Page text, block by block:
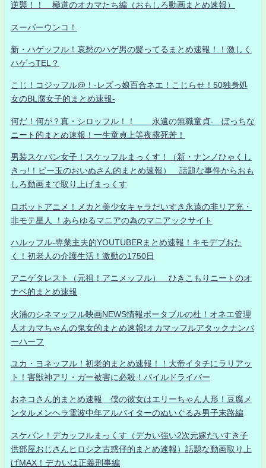
逆襲！！ 極道のオカマたち編（おもしろ動画まとめ速報）
スーパーウンコ！
新・ハゲッフル！哀愁のハゲ男の髪ってるまとめ速報！！激しく
ハゲっTEL？
こじ！コジッフル@！-レズっ娘百合ネエ！こじらせ！50独身処
女のBL腐女子的まとめ速報-
何だ！何が？真・シロッフル！！ 永遠の無職童貞- ぼっちな
ニート的まとめ速報！一生童貞上等夜露死苦！
男装スケバン女子！スケッフルまっくす！（新・ナンノひゃくし
きっ!！ビー玉のおいぬさん的まとめ速報） 話題な事件からおも
しろ動画まで取り上げまっくす
ロボットアニメ！メカと美少女キャラだいすき永遠の非リア充・
非モテ星人 ！あらゆるマニアの為のマニアックサイト
ハルッフル-専業主夫的YOUTUBERまとめ速報！キモデブおた
く！初老人の介護生活！激動の1750日
アニゲタレスト（元祖！アニメッフル） ひきこもりニートのオ
ナベ的まとめ速報
火浦のシネマッフル映画NEWS情報ポータブルの杜！オネエ管理
人オカマちゃんの鬼女的まとめ速報!オカマッフルアタックナンバ
ーハーフ
ユカ・ヨネッフル！初老的まとめ速報！！大帝イタチにラリアッ
ト！害獣神アリ・ガー被害に必殺！パイルドライバー
おネコさん的まとめ速報 僕の彼女はエリーちゃん人形！豆腐メ
ンタルメンヘラ電波中年アルバイターのぬいぐるみ男子末路編
スケバン！デカッフルまっくす（デカい強い2次元嫁だいすき子
供部屋おじさんヒロシ之古惑仔的まとめ速報）話題な動画取り上
げMAX！デカいは正義刑事編